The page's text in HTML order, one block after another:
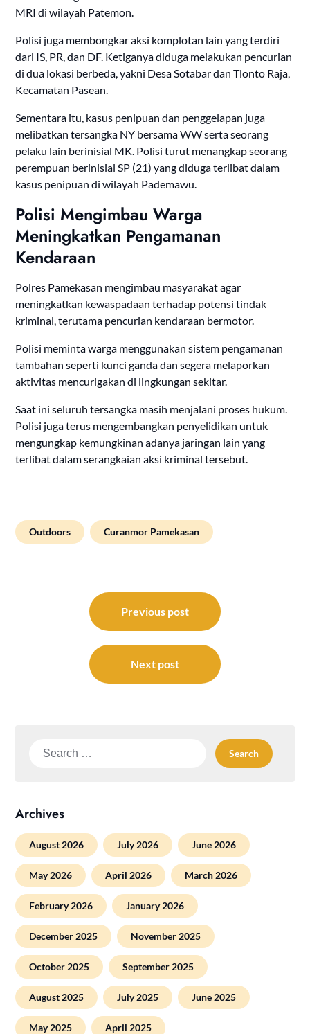
MRI di wilayah Patemon.
Polisi juga membongkar aksi komplotan lain yang terdiri
dari IS, PR, dan DF. Ketiganya diduga melakukan pencurian
di dua lokasi berbeda, yakni Desa Sotabar dan Tlonto Raja,
Kecamatan Pasean.
Sementara itu, kasus penipuan dan penggelapan juga
melibatkan tersangka NY bersama WW serta seorang
pelaku lain berinisial MK. Polisi turut menangkap seorang
perempuan berinisial SP (21) yang diduga terlibat dalam
kasus penipuan di wilayah Pademawu.
Polisi Mengimbau Warga
Meningkatkan Pengamanan
Kendaraan
Polres Pamekasan mengimbau masyarakat agar
meningkatkan kewaspadaan terhadap potensi tindak
kriminal, terutama pencurian kendaraan bermotor.
Polisi meminta warga menggunakan sistem pengamanan
tambahan seperti kunci ganda dan segera melaporkan
aktivitas mencurigakan di lingkungan sekitar.
Saat ini seluruh tersangka masih menjalani proses hukum.
Polisi juga terus mengembangkan penyelidikan untuk
mengungkap kemungkinan adanya jaringan lain yang
terlibat dalam serangkaian aksi kriminal tersebut.
Outdoors Curanmor Pamekasan
navigation
Previous post
Next post
Search
Archives
August 2026 July 2026 June 2026
May 2026 April 2026 March 2026
February 2026 January 2026
December 2025 November 2025
October 2025 September 2025
August 2025 July 2025 June 2025
May 2025 April 2025